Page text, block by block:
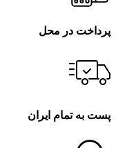
پرداخت در محل
پست به تمام ایران